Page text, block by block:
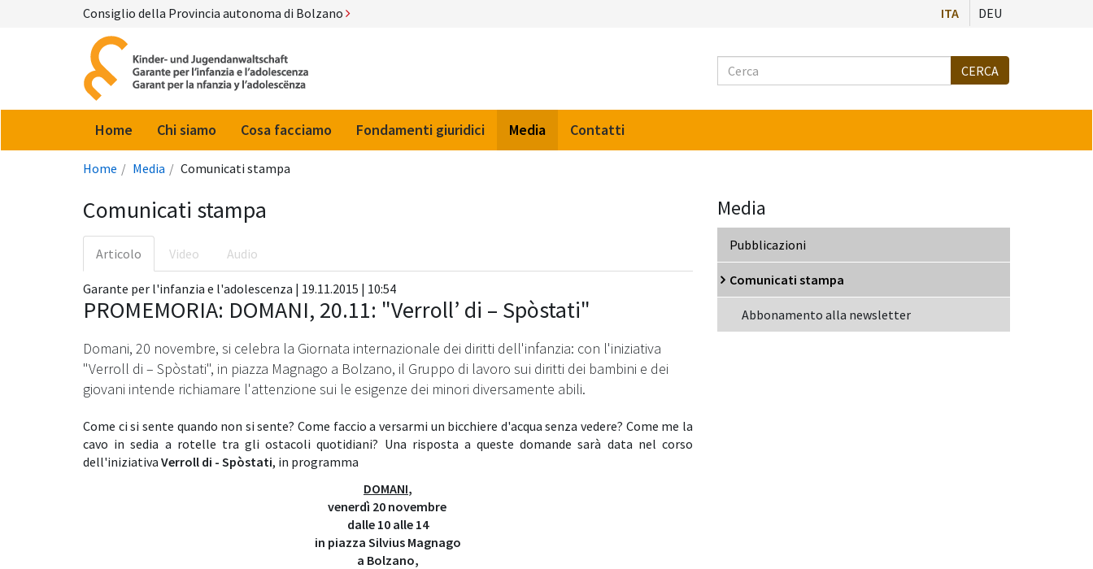
Consiglio della Provincia autonoma di Bolzano ITA DEU
Cerca
CERCA
Home Chi siamo Cosa facciamo Fondamenti giuridici Media Contatti
Home Media Comunicati stampa
Comunicati stampa
Articolo Video Audio
Garante per l'infanzia e l'adolescenza | 19.11.2015 | 10:54
PROMEMORIA: DOMANI, 20.11: "Verroll’ di – Spòstati"
Domani, 20 novembre, si celebra la Giornata internazionale dei diritti dell'infanzia: con l'iniziativa
"Verroll di – Spòstati", in piazza Magnago a Bolzano, il Gruppo di lavoro sui diritti dei bambini e dei
giovani intende richiamare l'attenzione sui le esigenze dei minori diversamente abili.
Come ci si sente quando non si sente? Come faccio a versarmi un bicchiere d'acqua senza vedere? Come me la
cavo in sedia a rotelle tra gli ostacoli quotidiani? Una risposta a queste domande sarà data nel corso
dell'iniziativa Verroll di - Spòstati, in programma
DOMANI,
venerdì 20 novembre
dalle 10 alle 14
in piazza Silvius Magnago
a Bolzano,
Media
Pubblicazioni
Comunicati stampa
Abbonamento alla newsletter